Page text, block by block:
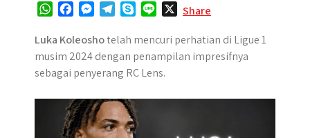
W
a
t
s
p
c
e
b
o
k
s
s
e
g
e
r
l
e
g
a
m
y
p
e
n
e
Share
Luka Koleoshotelah mencuri perhatian di Ligue 1
musim 2024 dengan penampilan impresifnya
sebagai penyerang RC Lens.